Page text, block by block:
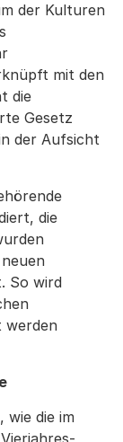
der Kulturen
mit den
die
Gesetz
der Aufsicht
die
So wird
werden
wie die im